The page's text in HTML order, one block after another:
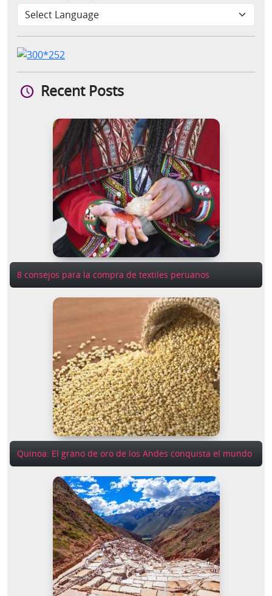
Recent Posts
8 consejos para la compra de textiles peruanos
Quinoa: El grano de oro de los Andes conquista el mundo